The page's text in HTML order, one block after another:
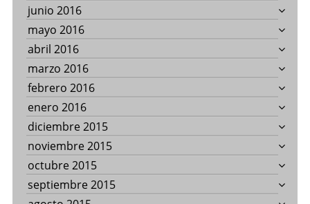
junio 2016
mayo 2016
abril 2016
marzo 2016
febrero 2016
enero 2016
diciembre 2015
noviembre 2015
octubre 2015
septiembre 2015